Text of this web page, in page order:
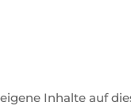
Inhalte auf